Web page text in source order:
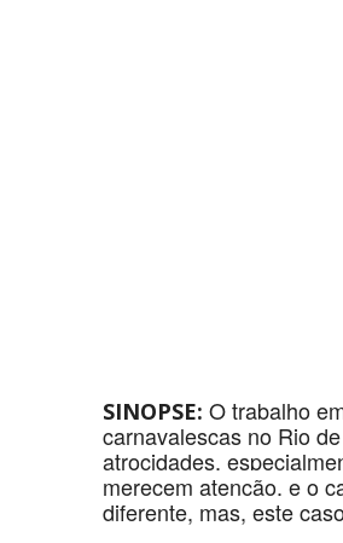
SINOPSE: O trabalho
carnavalescas no Rio
atrocidades,
merecem atenção, e o
diferente, mas, este